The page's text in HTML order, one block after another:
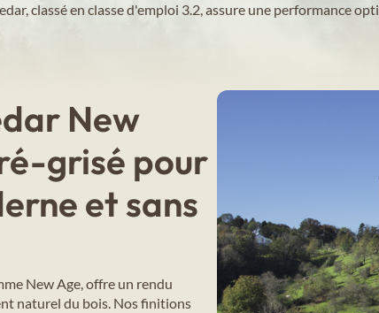
classé en classe d'emploi 3.2, assure une performance
New
grisé pour
et sans
New Age, offre un rendu
naturel du bois. Nos finitions